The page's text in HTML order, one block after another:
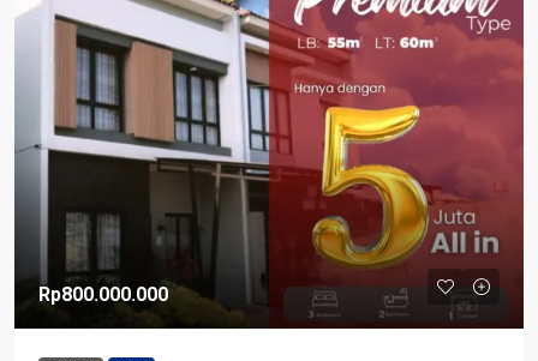
Rp800.000.000